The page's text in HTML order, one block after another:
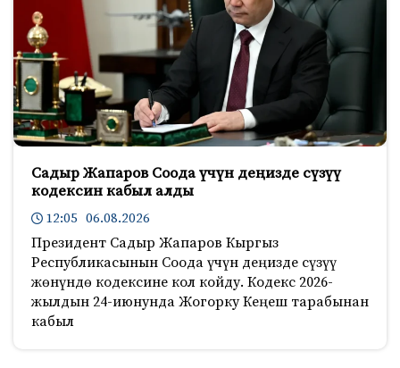
Садыр Жапаров Соода үчүн деңизде сүзүү
кодексин кабыл алды
12:05 06.08.2026
Президент Садыр Жапаров Кыргыз
Республикасынын Соода үчүн деңизде сүзүү
жөнүндө кодексине кол койду. Кодекс 2026-
жылдын 24-июнунда Жогорку Кеңеш тарабынан
кабыл